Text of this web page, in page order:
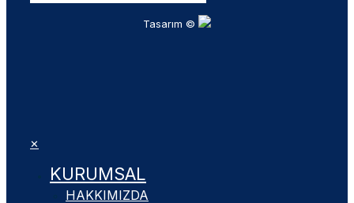
Tasarım ©
✕
KURUMSAL
HAKKIMIZDA